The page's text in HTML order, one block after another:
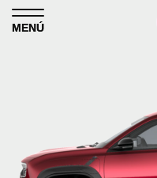
Skip to content
MENÚ